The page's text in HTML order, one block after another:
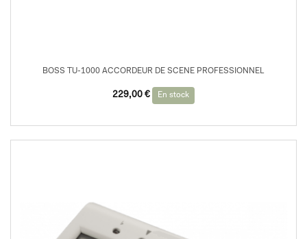
BOSS TU-1000 ACCORDEUR DE SCENE PROFESSIONNEL
229,00 € En stock